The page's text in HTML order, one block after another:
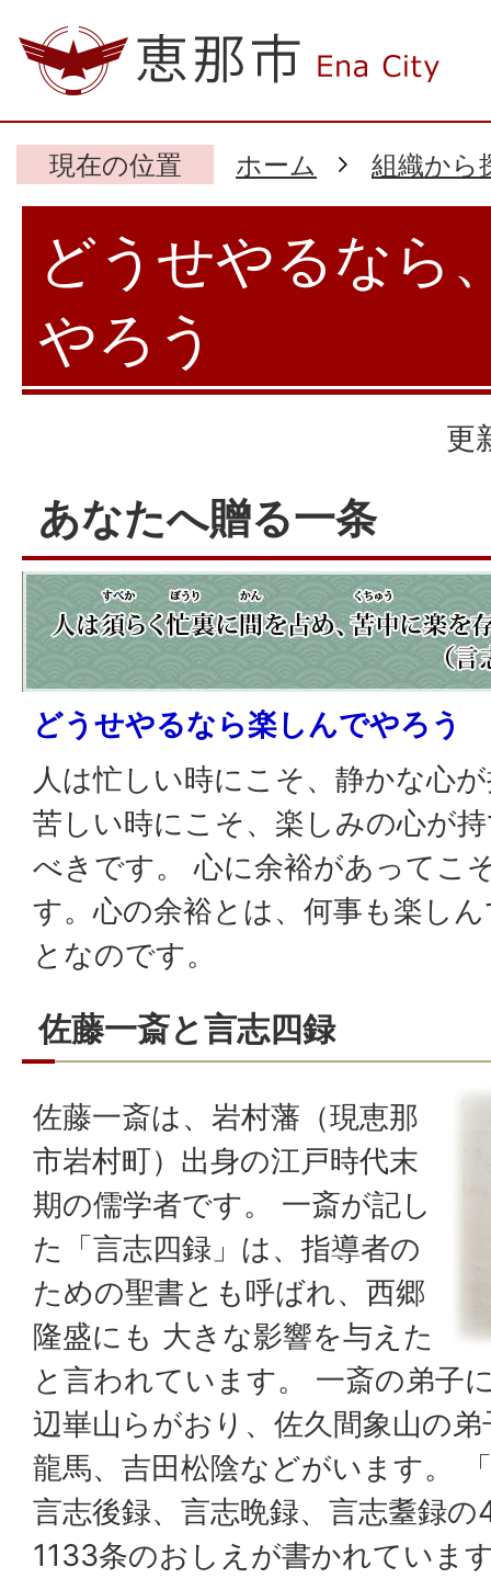
現在の位置 ホーム 組織から
どうせやるなら
やろう
更
あなたへ贈る一条
どうせやるなら楽しんでやろう
人は忙しい時にこそ、静かな心
苦しい時にこそ、楽しみの心が
べきです。 心に余裕があってこ
す。心の余裕とは、何事も楽し
となのです。
佐藤一斎と言志四録
佐藤一斎は、岩村藩（現恵那
市岩村町）出身の江戸時代末
期の儒学者です。 一斎が記し
た「言志四録」は、指導者の
ための聖書とも呼ばれ、西郷
隆盛にも 大きな影響を与えた
と言われています。 一斎の弟子
辺崋山らがおり、佐久間象山の
龍馬、吉田松陰などがいます。
言志後録、言志晩録、言志耋録
1133条のおしえが書かれていま